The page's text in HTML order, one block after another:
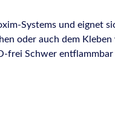
Systems und eignet
oder auch dem